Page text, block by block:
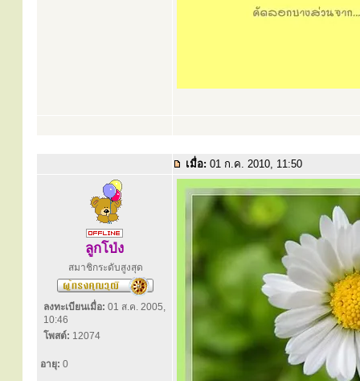
เมื่อ: 01 ก.ค. 2010, 11:50
ลูกโป่ง
สมาชิกระดับสูงสุด
ลงทะเบียนเมื่อ: 01 ส.ค. 2005,
10:46
โพสต์: 12074
อายุ: 0